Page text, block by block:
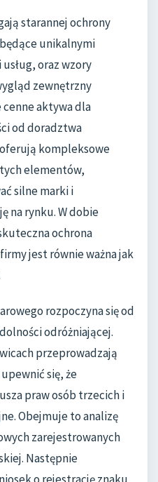
starannej ochrony
unikalnymi
oraz wzory
zewnętrzny
aktywa dla
od doradztwa
kompleksowe
elementów,
silne marki i
na rynku. W dobie
ochrona
jest równie ważna jak
rozpoczyna się od
odróżniającej.
przeprowadzają
się, że
praw osób trzecich i
Obejmuje to analizę
zarejestrowanych
Następnie